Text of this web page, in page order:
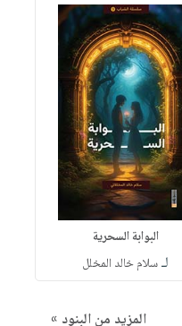
البوابة السحرية
لـسلام خالد المخلل
المزيد من البنود »